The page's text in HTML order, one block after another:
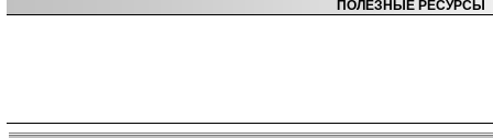
ПОЛЕЗНЫЕ РЕСУРСЫ